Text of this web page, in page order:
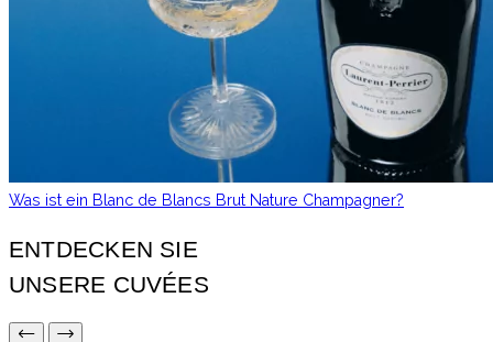
Was ist ein Blanc de Blancs Brut Nature Champagner?
ENTDECKEN SIE
UNSERE CUVÉES